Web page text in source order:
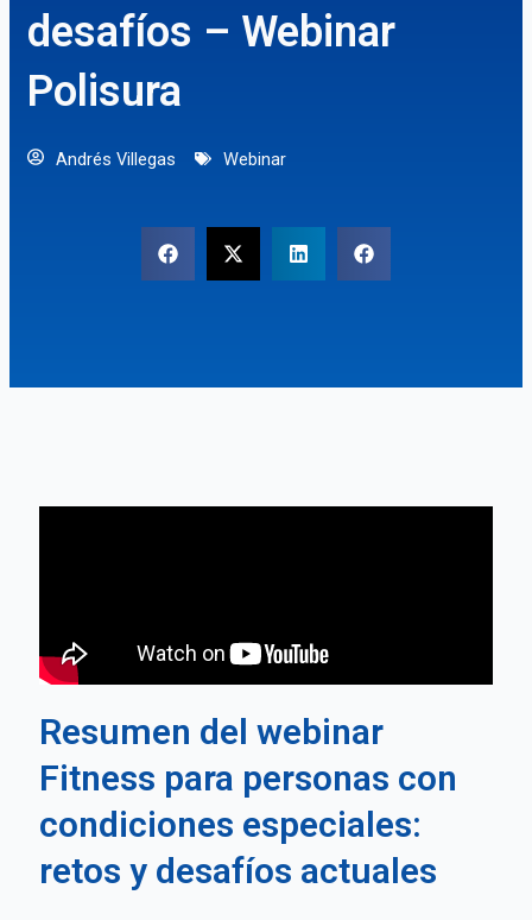
desafíos – Webinar
Polisura
Andrés Villegas Webinar
Resumen del webinar
Fitness para personas con
condiciones especiales:
retos y desafíos actuales